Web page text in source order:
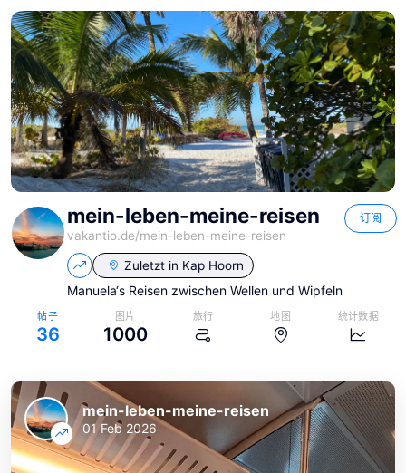
mein-leben-meine-reisen
vakantio.de/mein-leben-meine-reisen
订阅
Zuletzt in Kap Hoorn
Manuela‘s Reisen zwischen Wellen und Wipfeln
帖子
36
图片
1000
旅行 地图 统计数据
mein-leben-meine-reisen
01 Feb 2026